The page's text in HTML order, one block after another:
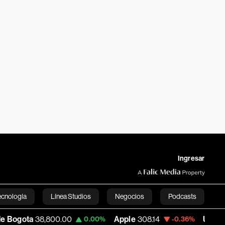
Ingresar
Línea Studios Negocios Podcasts
English0.00% Apple 308.14 -0.36% USD COP 3,175.95